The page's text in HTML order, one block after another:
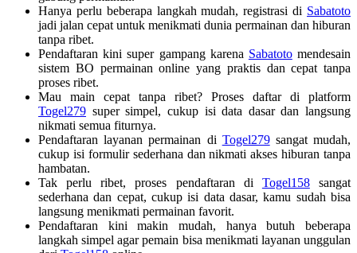
Hanya perlu beberapa langkah mudah, registrasi di Sabatoto
jadi jalan cepat untuk menikmati dunia permainan dan hiburan
tanpa ribet.
Pendaftaran kini super gampang karena Sabatotomendesain
sistem BO permainan online yang praktis dan cepat tanpa
proses ribet.
Mau main cepat tanpa ribet? Proses daftar di platform
Togel279 super simpel, cukup isi data dasar dan langsung
nikmati semua fiturnya.
Pendaftaran layanan permainan di Togel279sangat mudah,
cukup isi formulir sederhana dan nikmati akses hiburan tanpa
hambatan.
Tak perlu ribet, proses pendaftaran di Togel158sangat
sederhana dan cepat, cukup isi data dasar, kamu sudah bisa
langsung menikmati permainan favorit.
Pendaftaran kini makin mudah, hanya butuh beberapa
langkah simpel agar pemain bisa menikmati layanan unggulan